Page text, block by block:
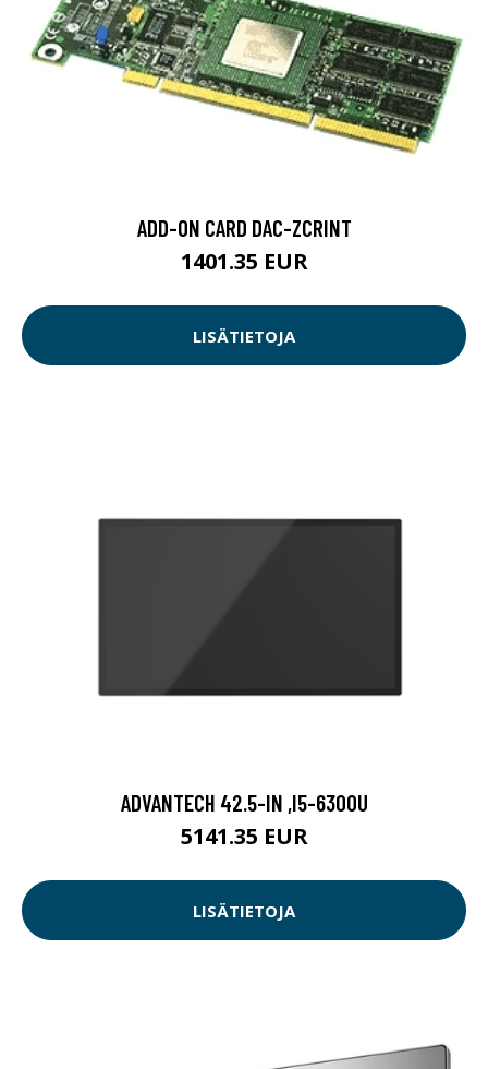
ADD-ON CARD DAC-ZCRINT
1401.35 EUR
LISÄTIETOJA
ADVANTECH 42.5-IN ,I5-6300U
5141.35 EUR
LISÄTIETOJA